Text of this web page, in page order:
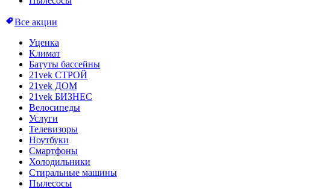
Все акции
Уценка
Климат
Батуты бассейны
21vek СТРОЙ
21vek ДОМ
21vek БИЗНЕС
Велосипеды
Услуги
Телевизоры
Ноутбуки
Смартфоны
Холодильники
Стиральные машины
Пылесосы